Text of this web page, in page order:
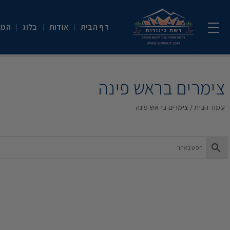
דף הבית אודות בלוג
צימרים בראש פינה
עמוד הבית/ צימרים בראש פינה